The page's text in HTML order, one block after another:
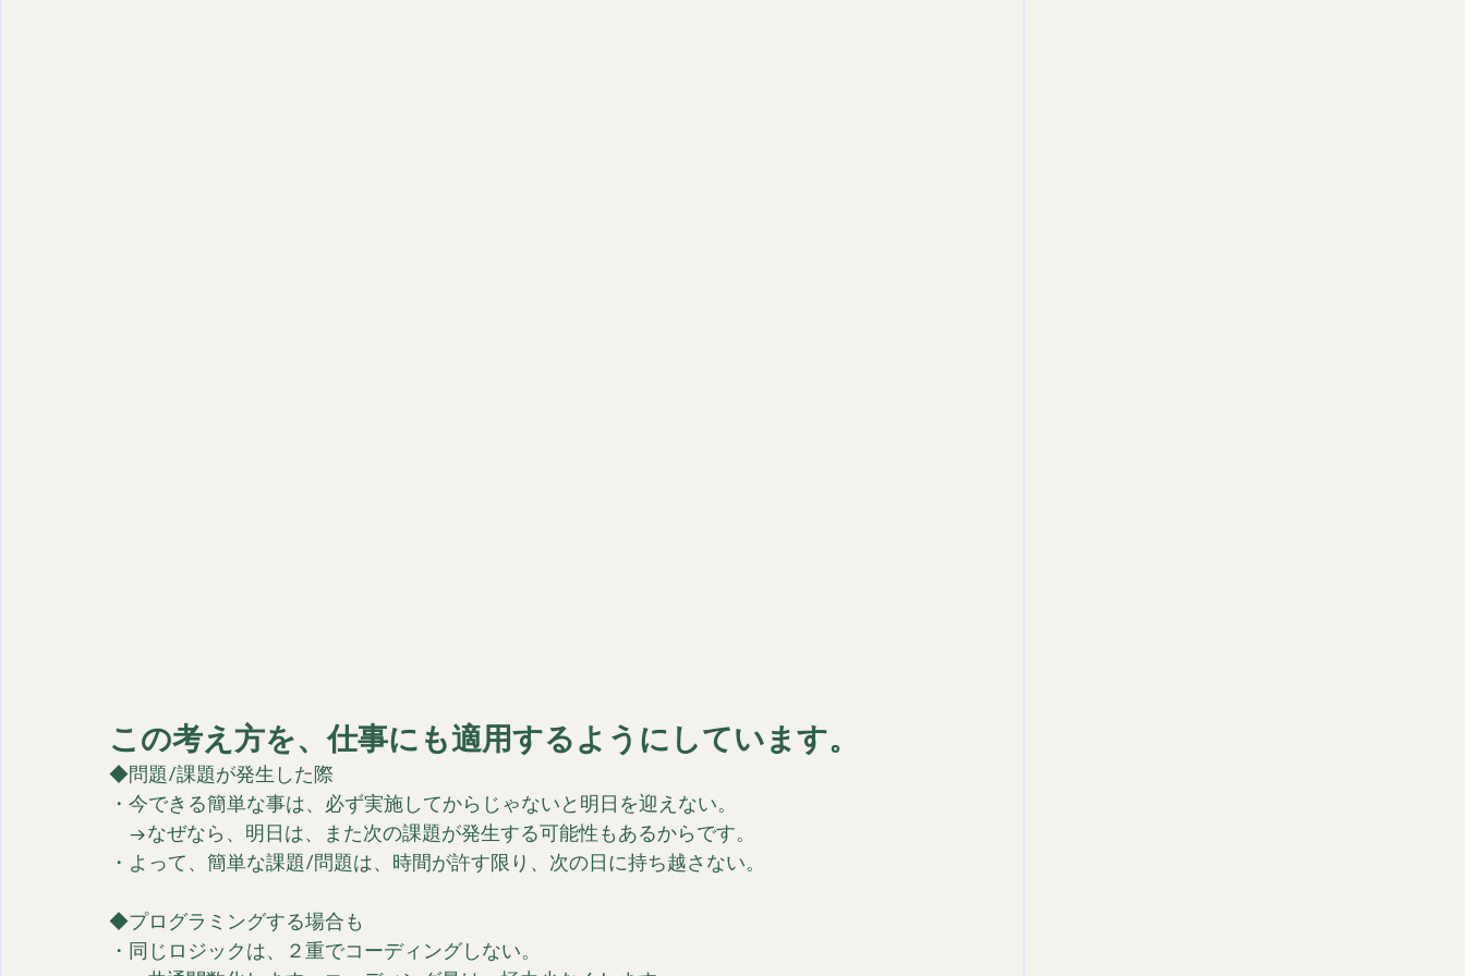
この考え方を、仕事にも適用するようにしています。
◆問題/課題が発生した際
・今できる簡単な事は、必ず実施してからじゃないと明日を迎えない。
→なぜなら、明日は、また次の課題が発生する可能性もあるからです。
・よって、簡単な課題/問題は、時間が許す限り、次の日に持ち越さない。
◆プログラミングする場合も
・同じロジックは、２重でコーディングしない。